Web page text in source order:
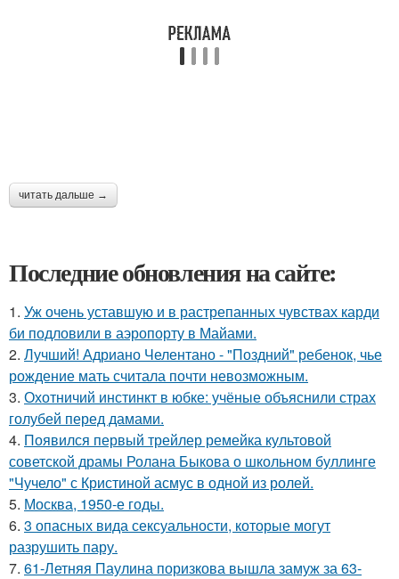
читать дальше →
Последние обновления на сайте:
1. Уж очень уставшую и в растрепанных чувствах карди
би подловили в аэропорту в Майами.
2. Лучший! Адриано Челентано - "Поздний" ребенок, чье
рождение мать считала почти невозможным.
3. Охотничий инстинкт в юбке: учёные объяснили страх
голубей перед дамами.
4. Появился первый трейлер ремейка культовой
советской драмы Ролана Быкова о школьном буллинге
"Чучело" с Кристиной асмус в одной из ролей.
5. Москва, 1950-е годы.
6. 3 опасных вида сексуальности, которые могут
разрушить пару.
7. 61-Летняя Паулина поризкова вышла замуж за 63-